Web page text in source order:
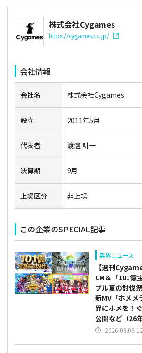
株式会社Cygames
https://cygames.co.jp/
会社情報
会社名 株式会社Cygames
設立 2011年5月
代表者 渡邊 耕一
決算期 9月
上場区分 非上場
この企業のSPECIAL記事
業界ニュース
【週刊
CM＆「101億
ブル夏の討伐
新MV「ホメメ
界にホメを！
公開など（26
2026.08.08